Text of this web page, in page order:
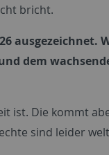
bricht.
ausgezeichnet.
dem
ist. Die kommt
sind leider